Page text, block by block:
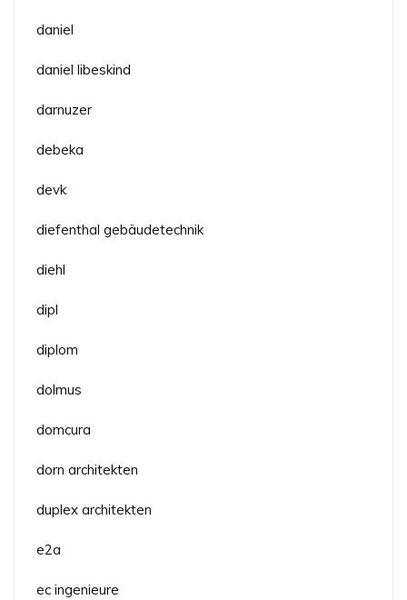
daniel
daniel libeskind
darnuzer
debeka
devk
diefenthal gebäudetechnik
diehl
dipl
diplom
dolmus
domcura
dorn architekten
duplex architekten
e2a
ec ingenieure